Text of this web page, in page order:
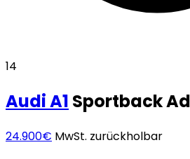
14
AudiA1 Sportback
24.900€ MwSt. zurückholbar